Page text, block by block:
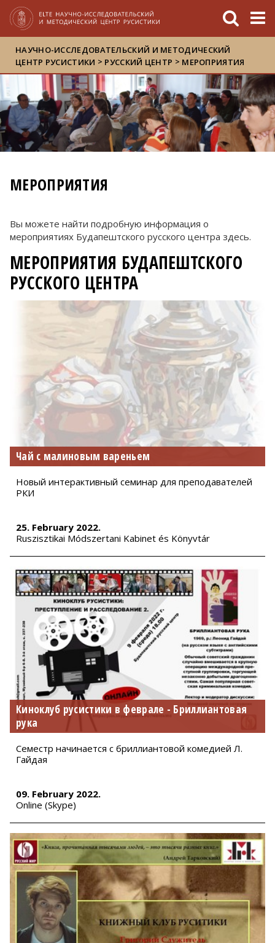
НАУЧНО-ИССЛЕДОВАТЕЛЬСКИЙ И МЕТОДИЧЕСКИЙ
ЦЕНТР РУСИСТИКИ > РУССКИЙ ЦЕНТР > МЕРОПРИЯТИЯ
МЕРОПРИЯТИЯ
Вы можете найти подробную информация о
мероприятиях Будапештского русского центра здесь.
МЕРОПРИЯТИЯ БУДАПЕШТСКОГО
РУССКОГО ЦЕНТРА
Чай с малиновым вареньем
Новый интерактивный семинар для преподавателей
РКИ
25. February 2022.
Ruszisztikai Módszertani Kabinet és Könyvtár
Киноклуб русистики в феврале - Бриллиантовая
рука
Семестр начинается с бриллиантовой комедией Л.
Гайдая
09. February 2022.
Online (Skype)